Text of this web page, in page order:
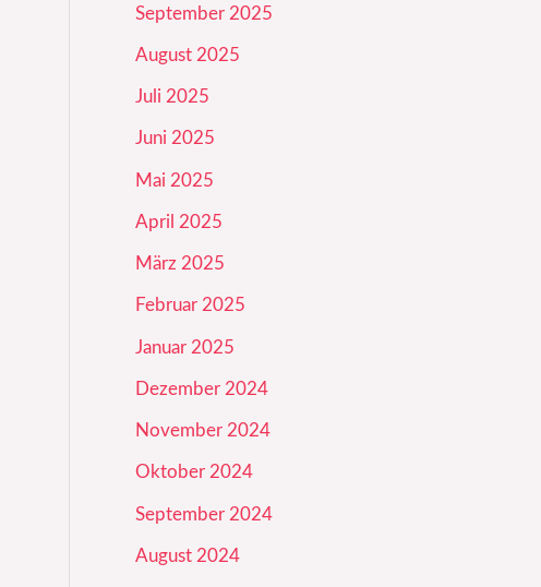
September 2025
August 2025
Juli 2025
Juni 2025
Mai 2025
April 2025
März 2025
Februar 2025
Januar 2025
Dezember 2024
November 2024
Oktober 2024
September 2024
August 2024